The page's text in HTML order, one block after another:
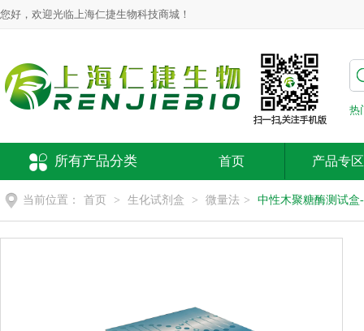
您好，欢迎光临上海仁捷生物科技商城！
热
所有产品分类 首页 产品专区
当前位置： 首页 > 生化试剂盒 > 微量法 > 中性木聚糖酶测试盒